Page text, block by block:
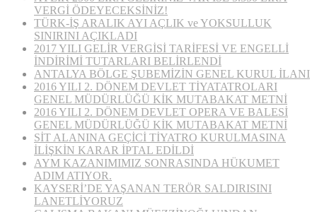
VERGİ ÖDEYECEKSİNİZ!
TÜRK-İŞ ARALIK AYI AÇLIK ve YOKSULLUK
SINIRINI AÇIKLADI
2017 YILI GELİR VERGİSİ TARİFESİ VE ENGELLİ
İNDİRİMİ TUTARLARI BELİRLENDİ
ANTALYA BÖLGE ŞUBEMİZİN GENEL KURUL İLANI
2016 YILI 2. DÖNEM DEVLET TİYATATROLARI
GENEL MÜDÜRLÜĞÜ KİK MUTABAKAT METNİ
2016 YILI 2. DÖNEM DEVLET OPERA VE BALESİ
GENEL MÜDÜRLÜĞÜ KİK MUTABAKAT METNİ
SİT ALANINA GEÇİCİ TİYATRO KURULMASINA
İLİŞKİN KARAR İPTAL EDİLDİ
AYM KAZANIMIMIZ SONRASINDA HÜKUMET
ADIM ATIYOR.
KAYSERİ’DE YAŞANAN TERÖR SALDIRISINI
LANETLİYORUZ